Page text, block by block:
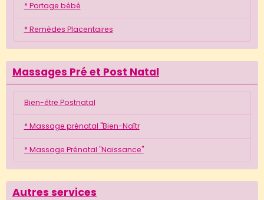
* Portage bébé
* Remèdes Placentaires
Massages Pré et Post Natal
Bien-être Postnatal
* Massage prénatal "Bien-Naîtr
* Massage Prénatal "Naissance"
Autres services